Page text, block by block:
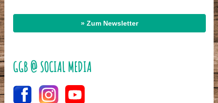
» Zum Newsletter
GGB @ SOCIAL MEDIA